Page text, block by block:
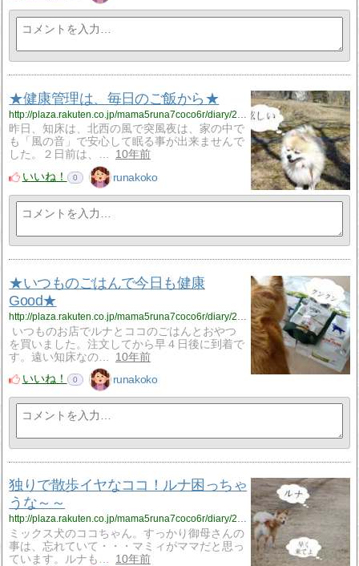
★健康管理は、毎日のご飯から★
http://plaza.rakuten.co.jp/mama5runa7coco6r/diary/201604160000/
昨日、知床は、北西の風で突風夜は、家の中で
も「風の音」で安心して眠る事が出来ませんで
した。２日前は、…
10年前
いいね！
0 runakoko
★いつものごはんで今日も健康
Good★
http://plaza.rakuten.co.jp/mama5runa7coco6r/diary/201604110000/
いつものお店でルナとココのごはんとおやつ
を買いました。注文してから早４日後に到着で
す。遠い知床なの…
10年前
いいね！
0 runakoko
独りで散歩イヤなココ！ルナ困っちゃ
うな～～
http://plaza.rakuten.co.jp/mama5runa7coco6r/diary/201604080000/
ミックス犬のココちゃん。すっかり御母さんの
事は、忘れていて・・・マミィがママだと思っ
ています。ルナも…
10年前